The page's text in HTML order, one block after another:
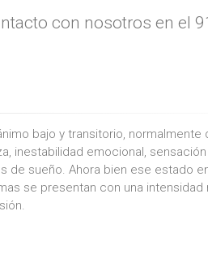
con nosotros en el
bajo y transitorio, normalmente
inestabilidad emocional,
de sueño. Ahora bien ese estado
se presentan con una intensidad